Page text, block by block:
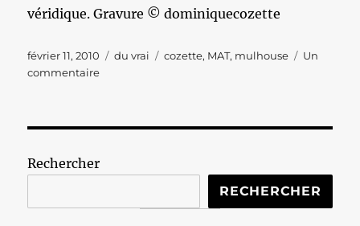
véridique. Gravure © dominiquecozette
Publié
le
février 11, 2010 Catégories
du vrai Étiquettes
cozette, MAT, mulhouse
Un
commentairesur
Rechercher
RECHERCHER